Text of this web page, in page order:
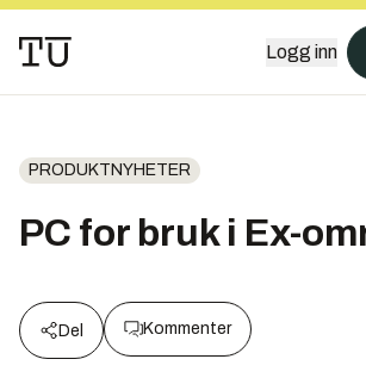
Logg inn
PRODUKTNYHETER
PC for bruk i Ex-
Del Kommenter